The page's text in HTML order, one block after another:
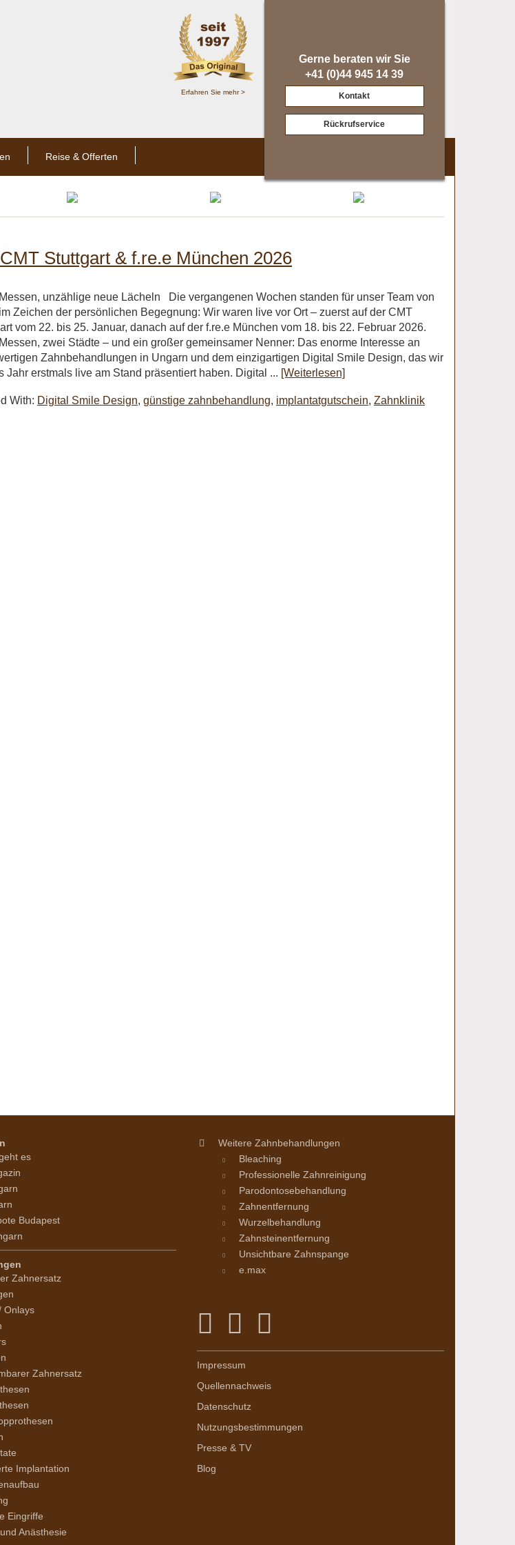
Erfahren Sie mehr >
Gerne beraten wir Sie
+41 (0)44 945 14 39
Kontakt
Rückrufservice
Reise & Offerten
Stuttgart & f.re.e München 2026
unzählige neue Lächeln ‎ ‎ Die vergangenen Wochen standen für unser Team von
Zeichen der persönlichen Begegnung: Wir waren live vor Ort – zuerst auf der CMT
vom 22. bis 25. Januar, danach auf der f.re.e München vom 18. bis 22. Februar 2026.
zwei Städte – und ein großer gemeinsamer Nenner: Das enorme Interesse an
Zahnbehandlungen in Ungarn und dem einzigartigen Digital Smile Design, das wir
Jahr erstmals live am Stand präsentiert haben. Digital ... [Weiterlesen]
With: Digital Smile Design, günstige zahnbehandlung, implantatgutschein, Zahnklinik
es
Budapest
Zahnersatz
Onlays
Zahnersatz
Implantation
Eingriffe
Anästhesie
Weitere Zahnbehandlungen
Bleaching
Professionelle Zahnreinigung
Parodontosebehandlung
Zahnentfernung
Wurzelbehandlung
Zahnsteinentfernung
Unsichtbare Zahnspange
e.max
Impressum
Quellennachweis
Datenschutz
Nutzungsbestimmungen
Presse & TV
Blog